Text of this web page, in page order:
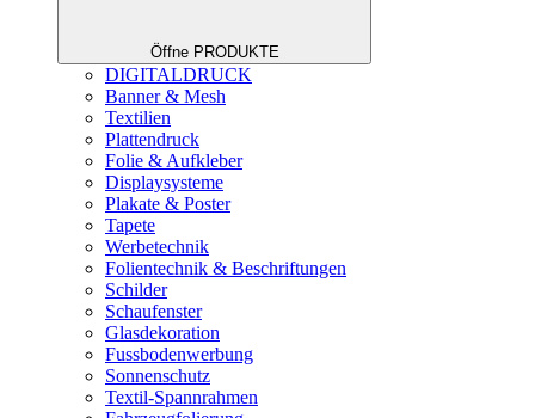
Öffne PRODUKTE
DIGITALDRUCK
Banner & Mesh
Textilien
Plattendruck
Folie & Aufkleber
Displaysysteme
Plakate & Poster
Tapete
Werbetechnik
Folientechnik & Beschriftungen
Schilder
Schaufenster
Glasdekoration
Fussbodenwerbung
Sonnenschutz
Textil-Spannrahmen